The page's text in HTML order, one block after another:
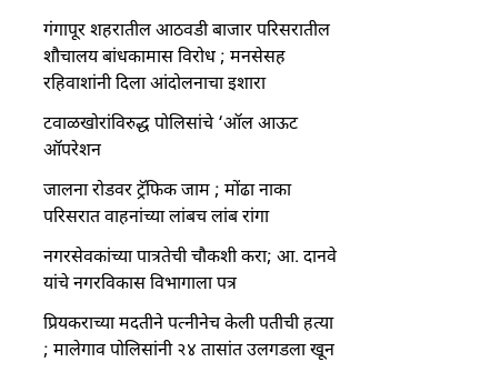
गंगापूर शहरातील आठवडी बाजार परिसरातील
शौचालय बांधकामास विरोध ; मनसेसह
रहिवाशांनी दिला आंदोलनाचा इशारा
टवाळखोरांविरुद्ध पोलिसांचे ‘ऑल आऊट
ऑपरेशन
जालना रोडवर ट्रॅफिक जाम ; मोंढा नाका
परिसरात वाहनांच्या लांबच लांब रांगा
नगरसेवकांच्या पात्रतेची चौकशी करा; आ. दानवे
यांचे नगरविकास विभागाला पत्र
प्रियकराच्या मदतीने पत्नीनेच केली पतीची हत्या
; मालेगाव पोलिसांनी २४ तासांत उलगडला खून